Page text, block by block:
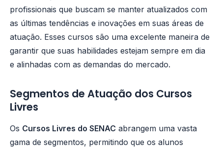
profissionais que buscam se manter atualizados com
as últimas tendências e inovações em suas áreas de
atuação. Esses cursos são uma excelente maneira de
garantir que suas habilidades estejam sempre em dia
e alinhadas com as demandas do mercado.
Segmentos de Atuação dos Cursos
Livres
Os Cursos Livres do SENAC abrangem uma vasta
gama de segmentos, permitindo que os alunos